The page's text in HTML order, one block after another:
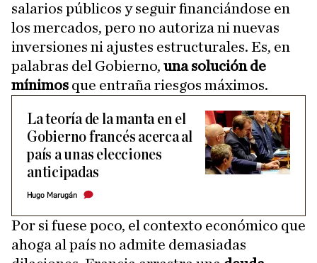
salarios públicos y seguir financiándose en
los mercados, pero no autoriza ni nuevas
inversiones ni ajustes estructurales. Es, en
palabras del Gobierno, una solución de
mínimos que entraña riesgos máximos.
La teoría de la manta en el
Gobierno francés acerca al
país a unas elecciones
anticipadas
Hugo Marugán
Por si fuese poco, el contexto económico que
ahoga al país no admite demasiadas